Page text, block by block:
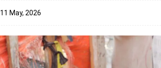
11 May, 2026